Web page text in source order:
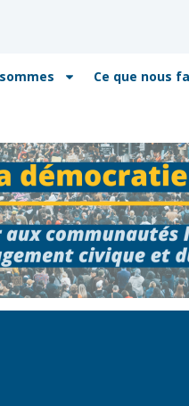
Ce que nous